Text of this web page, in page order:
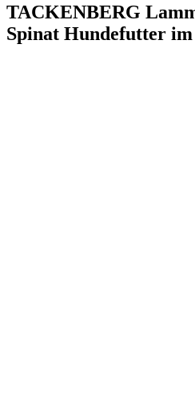
TACKENBERG
Spinat Hundefutter im